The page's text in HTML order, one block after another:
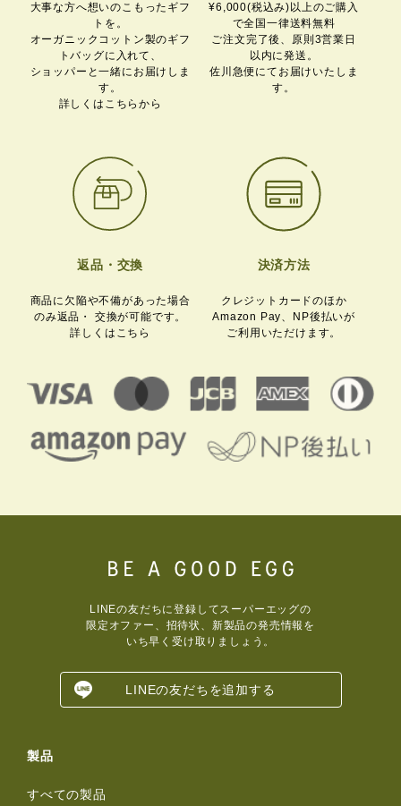
大事な方へ想いのこもったギフ
トを。
オーガニックコットン製のギフ
トバッグに入れて、
ショッパーと一緒にお届けしま
す。
詳しくはこちらから
¥6,000(税込み)以上のご購入
で全国一律送料無料
ご注文完了後、原則3営業日
以内に発送。
佐川急便にてお届けいたしま
す。
返品・交換
商品に欠陥や不備があった場合
のみ返品・ 交換が可能です。
詳しくはこちら
決済方法
クレジットカードのほか
Amazon Pay、
NP後払いが
ご利用いただけます。
LINEの友だちに登録してスーパーエッグの
限定オファー、招待状、新製品の発売情報を
いち早く受け取りましょう。
LINEの友だちを追加する
製品
すべての製品